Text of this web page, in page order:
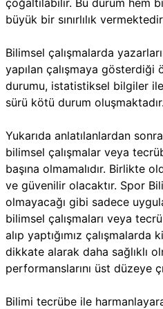
büyük bir sınırlılık
Bilimsel çalışmalarda
yapılan çalışmaya gösterdiği
durumu, istatistiksel bilgiler
sürü kötü durum oluşmaktadır.
Yukarıda anlatılanlardan
bilimsel çalışmalar veya
başına olmamalıdır. Birlikte
ve güvenilir olacaktır. Spor
olmayacağı gibi sadece
bilimsel çalışmaları veya
alıp yaptığımız
dikkate alarak daha sağlıklı
performanslarını üst düzeye
Bilimi tecrübe ile